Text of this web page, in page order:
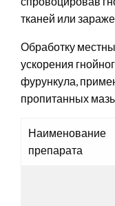
тканей или
Обработку
ускорения
фурункула,
пропитанных
Наименование
препарата